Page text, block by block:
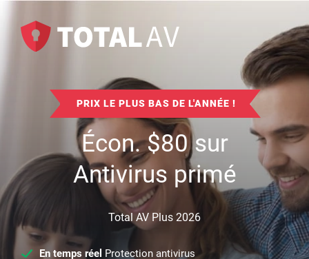
PRIX LE PLUS BAS DE L'ANNÉE !
Écon.$80sur
Antivirus primé
Total AV Plus 2026
En temps réel Protection antivirus